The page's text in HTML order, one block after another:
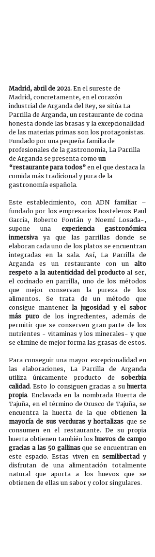
Madrid, abril de 2021. En el sureste de
Madrid, concretamente, en el corazón
industrial de Arganda del Rey, se sitúa La
Parrilla de Arganda, un restaurante de cocina
honesta donde las brasas y la excepcionalidad
de las materias primas son los protagonistas.
Fundado por una pequeña familia de
profesionales de la gastronomía, La Parrilla
de Arganda se presenta como un
“restaurante para todos” en el que destaca la
comida más tradicional y pura de la
gastronomía española.
Este establecimiento, con ADN familiar –
fundado por los empresarios hosteleros Paul
García, Roberto Fontán y Noemí Losada-,
supone una experiencia gastronómica
inmersiva ya que las parrillas donde se
elaboran cada uno de los platos se encuentran
integradas en la sala. Así, La Parrilla de
Arganda es un restaurante con un alto
respeto a la autenticidad del producto al ser,
el cocinado en parrilla, uno de los métodos
que mejor conservan la pureza de los
alimentos. Se trata de un método que
consigue mantener la jugosidad y el sabor
más puro de los ingredientes, además de
permitir que se conserven gran parte de los
nutrientes - vitaminas y los minerales- y que
Para conseguir una mayor excepcionalidad en
las elaboraciones, La Parrilla de Arganda
utiliza únicamente producto de soberbia
calidad. Esto lo consiguen gracias a su huerta
propia. Enclavada en la nombrada Huerta de
Tajuña, en el término de Orusco de Tajuña, se
encuentra la huerta de la que obtienen la
mayoría de sus verduras y hortalizas que se
consumen en el restaurante. De su propia
huerta obtienen también los huevos de campo
gracias a las 50 gallinas que se encuentran en
este espacio. Estas viven en semilibertad y
disfrutan de una alimentación totalmente
natural que aporta a los huevos que se
obtienen de ellas un sabor y color singulares.